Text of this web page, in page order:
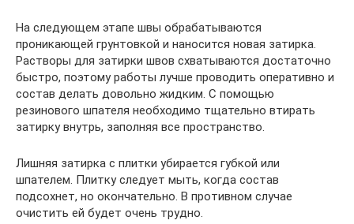
На следующем этапе швы обрабатываются
проникающей грунтовкой и наносится новая затирка.
Растворы для затирки швов схватываются достаточно
быстро, поэтому работы лучше проводить оперативно и
состав делать довольно жидким. С помощью
резинового шпателя необходимо тщательно втирать
затирку внутрь, заполняя все пространство.
Лишняя затирка с плитки убирается губкой или
шпателем. Плитку следует мыть, когда состав
подсохнет, но окончательно. В противном случае
очистить ей будет очень трудно.